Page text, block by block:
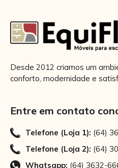
Desde 2012 criamos um
conforto, modernidade e
Entre em contato
Telefone (Loja 1): (64)
Telefone (Loja 2): (64)
Whatsapp: (64) 3632-